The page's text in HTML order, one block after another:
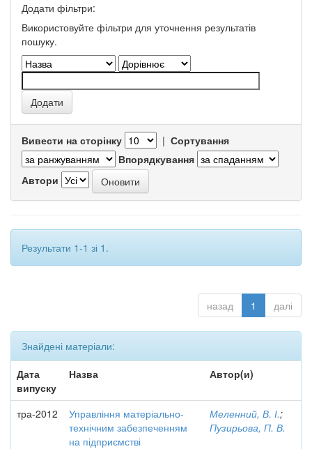
Додати фільтри:
Використовуйте фільтри для уточнення результатів
пошуку.
Вивести на сторінку | Сортування
Впорядкування
Автори
Результати 1-1 зі 1.
назад 1 далі
Знайдені матеріали:
Дата
випуску
Назва Автор(и)
тра-2012
Управління матеріально-
технічним забезпеченням
на підприємстві
Меленний, В. І.;
Пузирьова, П. В.